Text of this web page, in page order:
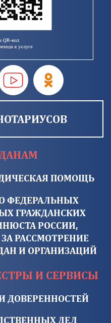
ПОМОЩЬ
ФЕДЕРАЛЬНЫХ
ГРАЖДАНСКИХ
РОССИИ,
РАССМОТРЕНИЕ
И ОРГАНИЗАЦИЙ
И СЕРВИСЫ
ДОВЕРЕННОСТЕЙ
ДЕЛ